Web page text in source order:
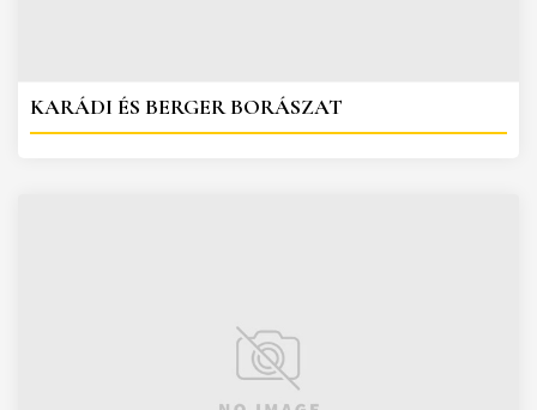
KARÁDI ÉS BERGER BORÁSZAT